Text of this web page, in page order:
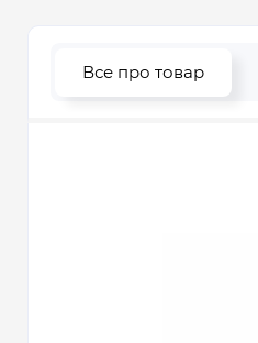
Все про товар